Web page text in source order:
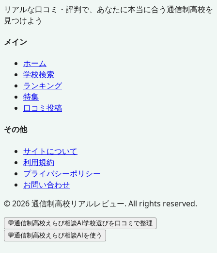
リアルな口コミ・評判で、あなたに本当に合う通信制高校を
見つけよう
メイン
ホーム
学校検索
ランキング
特集
口コミ投稿
その他
サイトについて
利用規約
プライバシーポリシー
お問い合わせ
©2026通信制高校リアルレビュー. All rights reserved.
💬通信制高校えらび相談AI学校選びを口コミで整理
💬通信制高校えらび相談AIを使う